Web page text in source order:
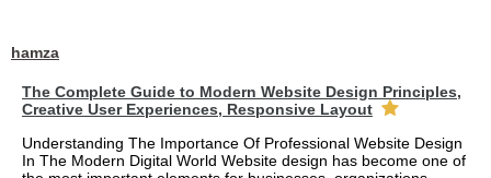
hamza
The Complete Guide to Modern Website Design Principles,
Creative User Experiences, Responsive Layout
Understanding The Importance Of Professional Website Design
In The Modern Digital World Website design has become one of